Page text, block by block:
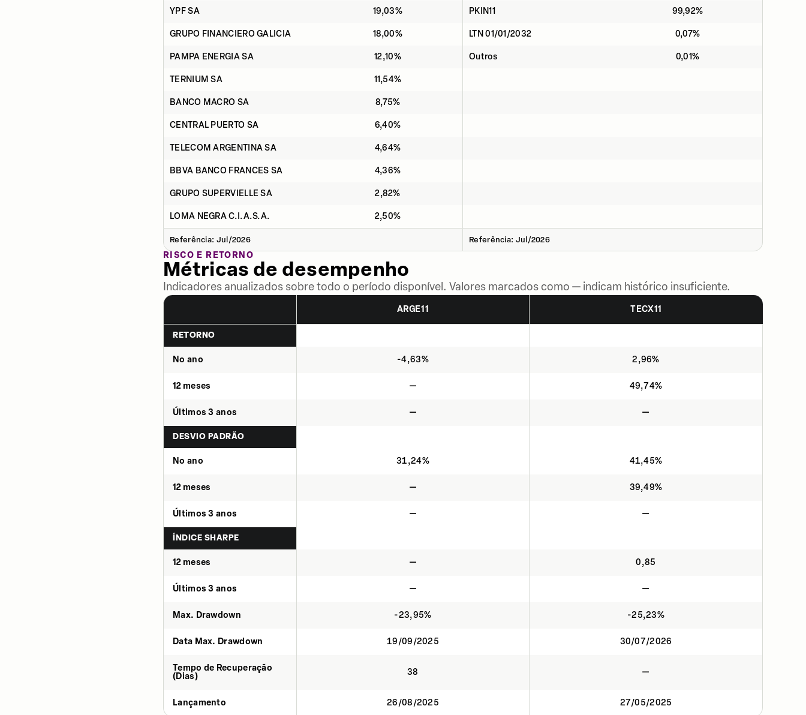
YPF SA 19,03% PKIN11 99,92%
GRUPO FINANCIERO GALICIA 18,00% LTN 01/01/2032 0,07%
PAMPA ENERGIA SA 12,10% Outros 0,01%
TERNIUM SA 11,54%
BANCO MACRO SA 8,75%
CENTRAL PUERTO SA 6,40%
TELECOM ARGENTINA SA 4,64%
BBVA BANCO FRANCES SA 4,36%
GRUPO SUPERVIELLE SA 2,82%
LOMA NEGRA C.I.A.S.A. 2,50%
Referência: Jul/2026 Referência: Jul/2026
RISCO E RETORNO
Métricas de desempenho
Indicadores anualizados sobre todo o período disponível. Valores marcados como — indicam histórico insuficiente.
ARGE11 TECX11
RETORNO
No ano -4,63% 2,96%
12 meses — 49,74%
Últimos 3 anos — —
DESVIO PADRÃO
No ano 31,24% 41,45%
12 meses — 39,49%
Últimos 3 anos — —
ÍNDICE SHARPE
12 meses — 0,85
Últimos 3 anos — —
Max. Drawdown -23,95% -25,23%
Data Max. Drawdown 19/09/2025 30/07/2026
Tempo de Recuperação
(Dias)
38 —
Lançamento 26/08/2025
27/05/2025